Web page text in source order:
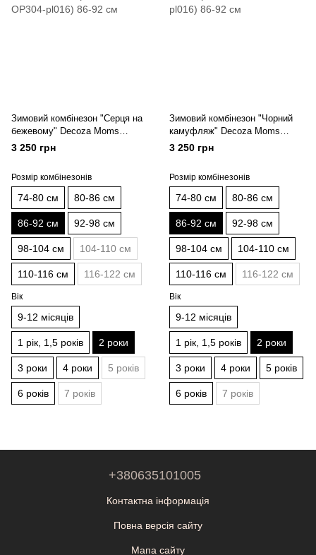
Зимовий комбінезон "Серця на
бежевому" Decoza Moms
(zimk8692-OP304-pl016) 86-92
3 250 грн
Розмір комбінезонів
74-80 см 80-86 см
86-92 см 92-98 см
98-104 см 104-110 см
110-116 см 116-122 см
Вік
9-12 місяців
1 рік, 1,5 років 2 роки
3 роки 4 роки 5 років
6 років 7 років
Зимовий комбінезон "Чорний
камуфляж" Decoza Moms
(zimk8692-OP306-pl016) 86-92
3 250 грн
Розмір комбінезонів
74-80 см 80-86 см
86-92 см 92-98 см
98-104 см 104-110 см
110-116 см 116-122 см
Вік
9-12 місяців
1 рік, 1,5 років 2 роки
3 роки 4 роки 5 років
6 років 7 років
+380635101005
Контактна інформація
Повна версія сайту
Мапа сайту